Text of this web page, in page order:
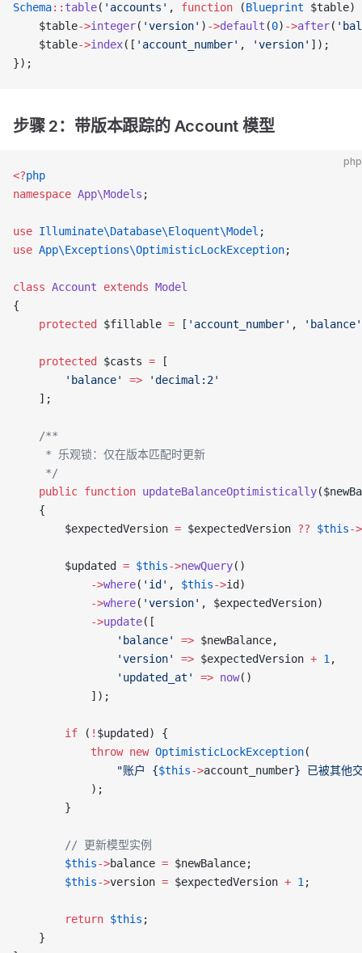
Schema:: table( 'accounts' , function (Blueprint $table)
    $table
->integer( 'version' ) ->default (0) ->after(
    $table
->index([ 'account_number' , 'version' ]);
});
步骤 2：带版本跟踪的 Account 模型
php
<?php
namespace App\Models ;
use Illuminate\Database\Eloquent\Model ;
use App\Exceptions\OptimisticLockException;
class Account extends Model
{
    protected
$fillable = [ 'account_number' , 'balance'
    protected
$casts = [
        'balance'
=> 'decimal:2'
    ];
    /**
     * 乐观锁：仅在版本匹配时更新
     */
    public
function updateBalanceOptimistically
    {
        $expectedVersion
= $expectedVersion ?? $this->
        $updated
= $this->newQuery()
            ->
where( 'id' , $this->id)
            ->
where( 'version' , $expectedVersion)
            ->
update([
                'balance'
=> $newBalance,
                'version'
=> $expectedVersion + 1 ,
                'updated_at'
=> now()
            ]);
        if
( ! $updated) {
            throw
new OptimisticLockException(
                "账户 {
$this->account_number} 已被其他
            );
        }
        // 更新模型实例
        $this
->balance = $newBalance;
        $this
->version = $expectedVersion + 1 ;
        return
$this ;
    }